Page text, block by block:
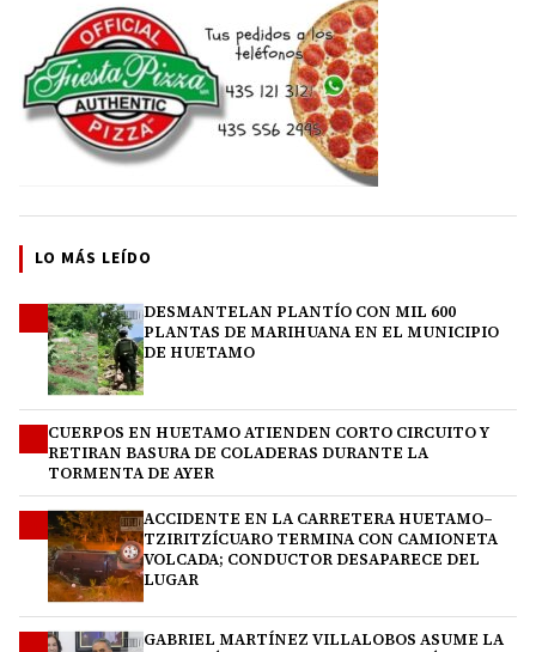
LO MÁS LEÍDO
DESMANTELAN PLANTÍO CON MIL 600
PLANTAS DE MARIHUANA EN EL MUNICIPIO
DE HUETAMO
CUERPOS EN HUETAMO ATIENDEN CORTO CIRCUITO Y
RETIRAN BASURA DE COLADERAS DURANTE LA
TORMENTA DE AYER
ACCIDENTE EN LA CARRETERA HUETAMO–
TZIRITZÍCUARO TERMINA CON CAMIONETA
VOLCADA; CONDUCTOR DESAPARECE DEL
LUGAR
GABRIEL MARTÍNEZ VILLALOBOS ASUME LA